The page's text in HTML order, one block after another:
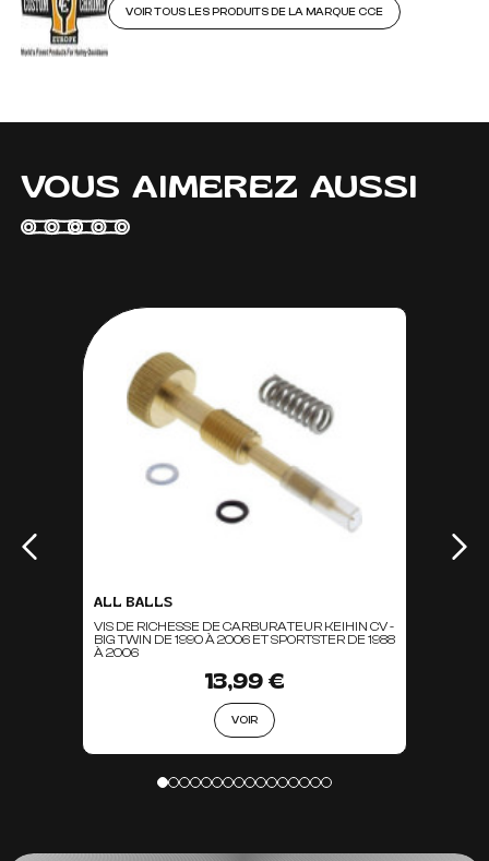
VOIR TOUS LES PRODUITS DE LA MARQUE CCE
VOUS AIMEREZ AUSSI
ALL BALLS
VIS DE RICHESSE DE CARBURATEUR KEIHIN CV -
BIG TWIN DE 1990 À 2006 ET SPORTSTER DE 1988
À 2006
13,99 €
VOIR